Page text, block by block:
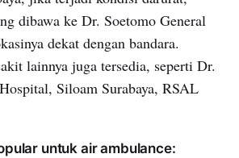
dibawa ke Dr. Soetomo General
dekat dengan bandara.
lainnya juga tersedia, seperti Dr.
Siloam Surabaya, RSAL
untuk air ambulance: